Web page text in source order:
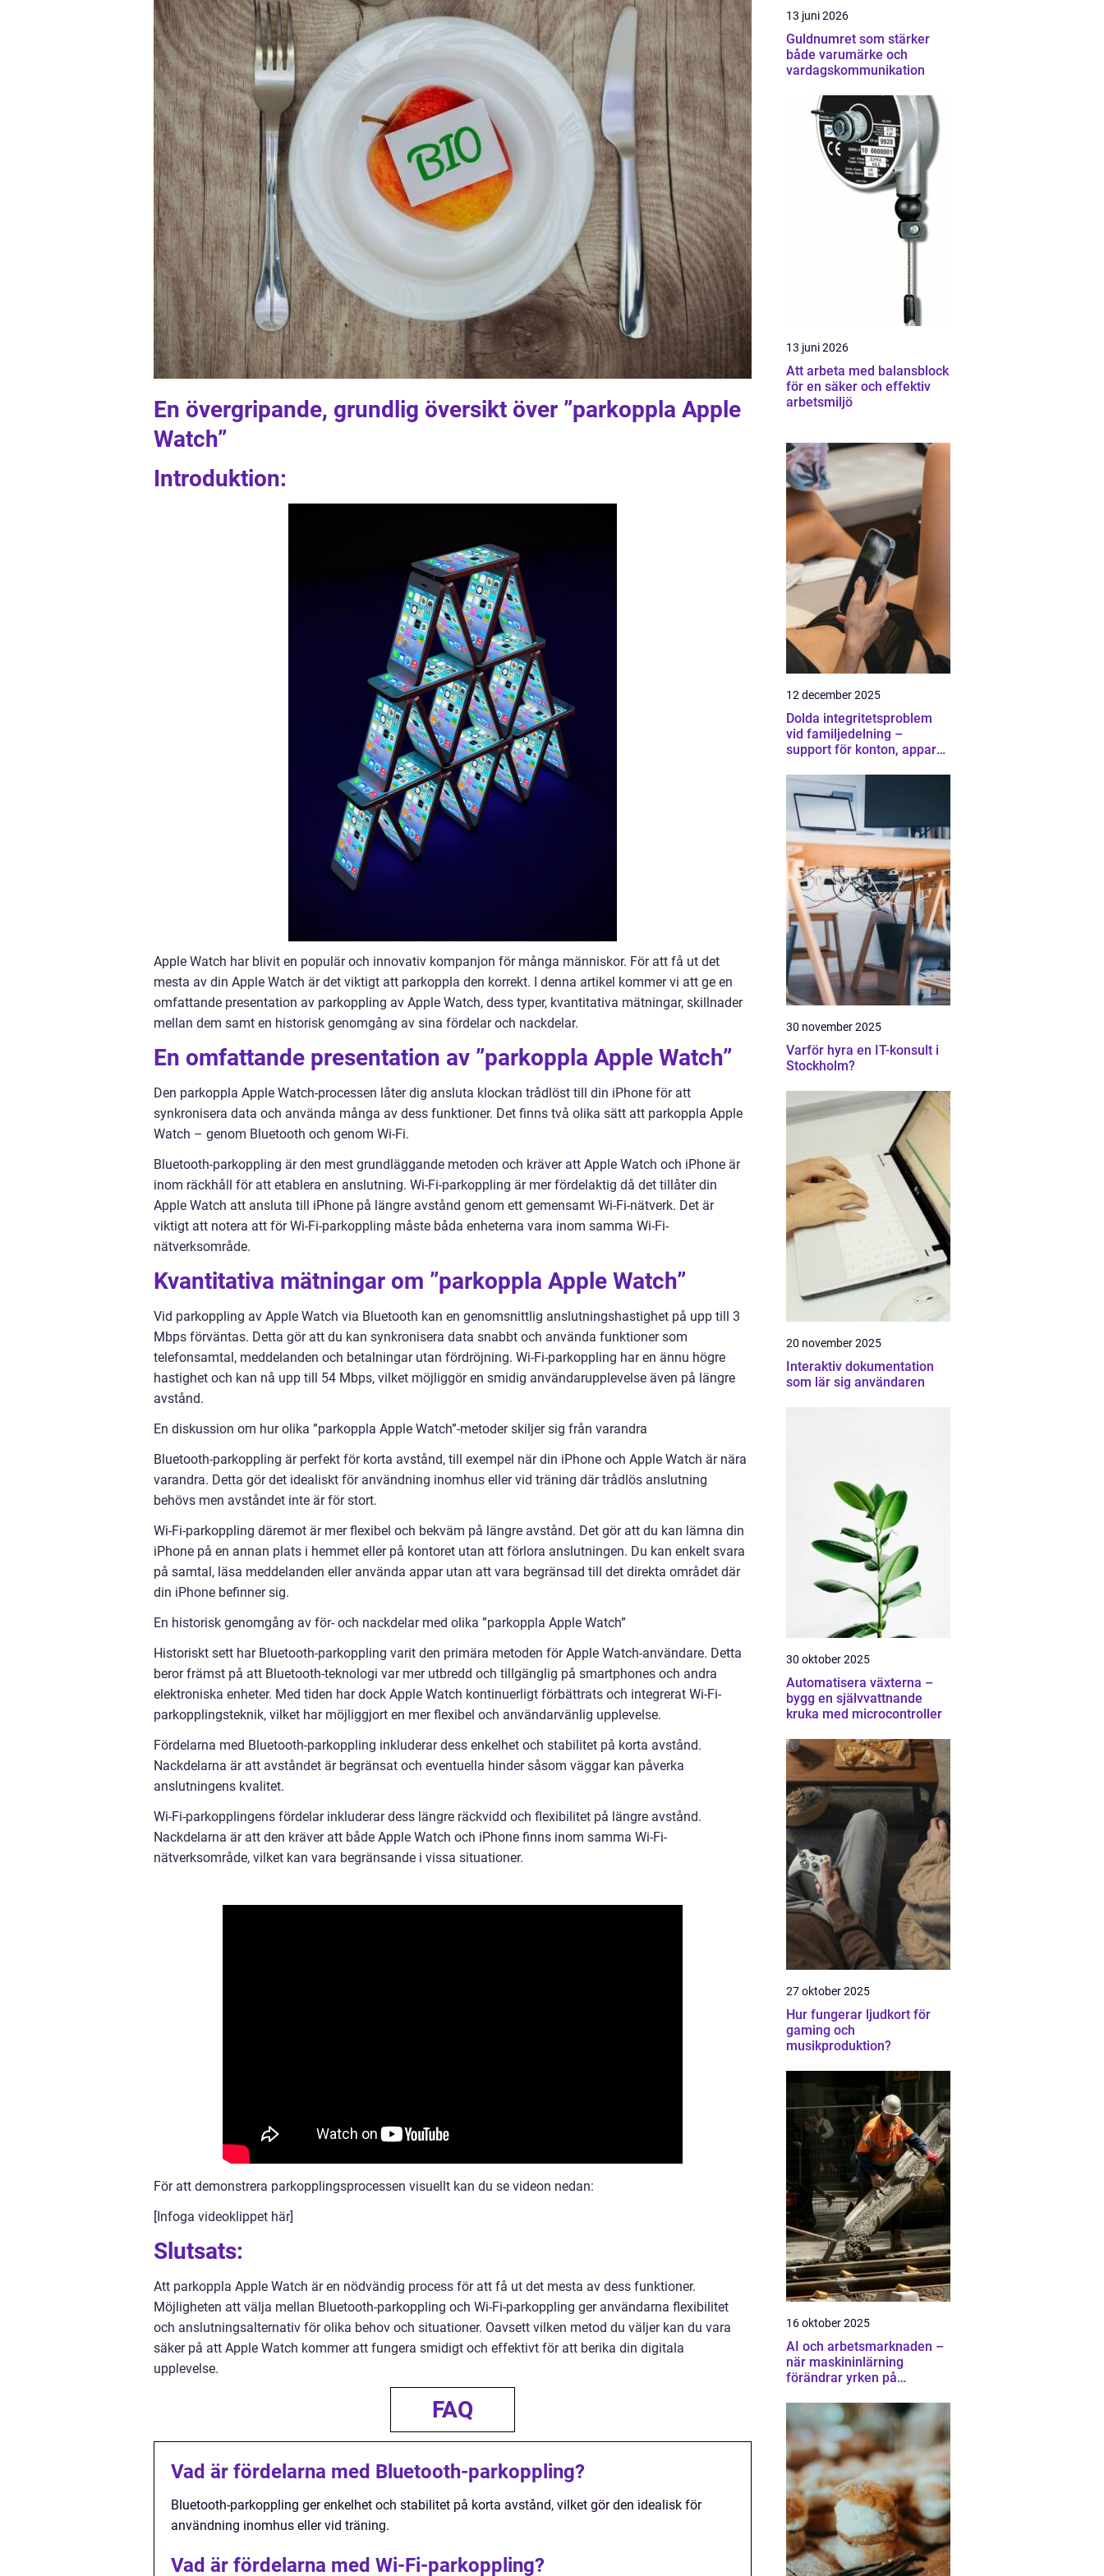
En övergripande, grundlig översikt över ”parkoppla Apple
Watch”
Introduktion:
Apple Watch har blivit en populär och innovativ kompanjon för många människor. För att få ut det
mesta av din Apple Watch är det viktigt att parkoppla den korrekt. I denna artikel kommer vi att ge en
omfattande presentation av parkoppling av Apple Watch, dess typer, kvantitativa mätningar, skillnader
mellan dem samt en historisk genomgång av sina fördelar och nackdelar.
En omfattande presentation av ”parkoppla Apple Watch”
Den parkoppla Apple Watch-processen låter dig ansluta klockan trådlöst till din iPhone för att
synkronisera data och använda många av dess funktioner. Det finns två olika sätt att parkoppla Apple
Watch – genom Bluetooth och genom Wi-Fi.
Bluetooth-parkoppling är den mest grundläggande metoden och kräver att Apple Watch och iPhone är
inom räckhåll för att etablera en anslutning. Wi-Fi-parkoppling är mer fördelaktig då det tillåter din
Apple Watch att ansluta till iPhone på längre avstånd genom ett gemensamt Wi-Fi-nätverk. Det är
viktigt att notera att för Wi-Fi-parkoppling måste båda enheterna vara inom samma Wi-Fi-
nätverksområde.
Kvantitativa mätningar om ”parkoppla Apple Watch”
Vid parkoppling av Apple Watch via Bluetooth kan en genomsnittlig anslutningshastighet på upp till 3
Mbps förväntas. Detta gör att du kan synkronisera data snabbt och använda funktioner som
telefonsamtal, meddelanden och betalningar utan fördröjning. Wi-Fi-parkoppling har en ännu högre
hastighet och kan nå upp till 54 Mbps, vilket möjliggör en smidig användarupplevelse även på längre
avstånd.
En diskussion om hur olika ”parkoppla Apple Watch”-metoder skiljer sig från varandra
Bluetooth-parkoppling är perfekt för korta avstånd, till exempel när din iPhone och Apple Watch är nära
varandra. Detta gör det idealiskt för användning inomhus eller vid träning där trådlös anslutning
behövs men avståndet inte är för stort.
Wi-Fi-parkoppling däremot är mer flexibel och bekväm på längre avstånd. Det gör att du kan lämna din
iPhone på en annan plats i hemmet eller på kontoret utan att förlora anslutningen. Du kan enkelt svara
på samtal, läsa meddelanden eller använda appar utan att vara begränsad till det direkta området där
din iPhone befinner sig.
En historisk genomgång av för- och nackdelar med olika ”parkoppla Apple Watch”
Historiskt sett har Bluetooth-parkoppling varit den primära metoden för Apple Watch-användare. Detta
beror främst på att Bluetooth-teknologi var mer utbredd och tillgänglig på smartphones och andra
elektroniska enheter. Med tiden har dock Apple Watch kontinuerligt förbättrats och integrerat Wi-Fi-
parkopplingsteknik, vilket har möjliggjort en mer flexibel och användarvänlig upplevelse.
Fördelarna med Bluetooth-parkoppling inkluderar dess enkelhet och stabilitet på korta avstånd.
Nackdelarna är att avståndet är begränsat och eventuella hinder såsom väggar kan påverka
anslutningens kvalitet.
Wi-Fi-parkopplingens fördelar inkluderar dess längre räckvidd och flexibilitet på längre avstånd.
Nackdelarna är att den kräver att både Apple Watch och iPhone finns inom samma Wi-Fi-
nätverksområde, vilket kan vara begränsande i vissa situationer.
För att demonstrera parkopplingsprocessen visuellt kan du se videon nedan:
[Infoga videoklippet här]
Slutsats:
Att parkoppla Apple Watch är en nödvändig process för att få ut det mesta av dess funktioner.
Möjligheten att välja mellan Bluetooth-parkoppling och Wi-Fi-parkoppling ger användarna flexibilitet
och anslutningsalternativ för olika behov och situationer. Oavsett vilken metod du väljer kan du vara
säker på att Apple Watch kommer att fungera smidigt och effektivt för att berika din digitala
upplevelse.
FAQ
Vad är fördelarna med Bluetooth-parkoppling?
Bluetooth-parkoppling ger enkelhet och stabilitet på korta avstånd, vilket gör den idealisk för
användning inomhus eller vid träning.
Vad är fördelarna med Wi-Fi-parkoppling?
13 juni 2026
Guldnumret som stärker
både varumärke och
vardagskommunikation
13 juni 2026
Att arbeta med balansblock
för en säker och effektiv
arbetsmiljö
12 december 2025
Dolda integritetsproblem
vid familjedelning –
support för konton, appar
30 november 2025
Varför hyra en IT-konsult i
Stockholm?
20 november 2025
Interaktiv dokumentation
som lär sig användaren
30 oktober 2025
Automatisera växterna –
bygg en självvattnande
kruka med microcontroller
27 oktober 2025
Hur fungerar ljudkort för
gaming och
musikproduktion?
16 oktober 2025
AI och arbetsmarknaden –
när maskininlärning
förändrar yrken på